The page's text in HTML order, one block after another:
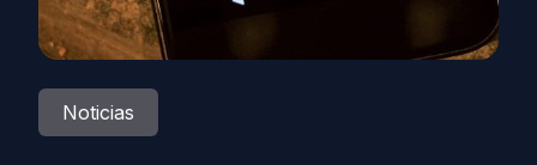
Noticias